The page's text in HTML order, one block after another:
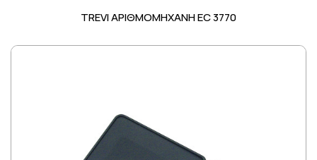
TREVI ΑΡΙΘΜΟΜΗΧΑΝΗ EC 3770